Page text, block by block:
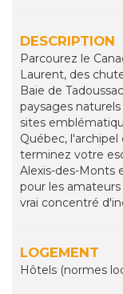
DESCRIPTION
Parcourez le
Laurent, des
Baie de
paysages
sites
Québec,
terminez votre
Alexis-des-Monts
pour les
vrai concentré
LOGEMENT
Hôtels (normes